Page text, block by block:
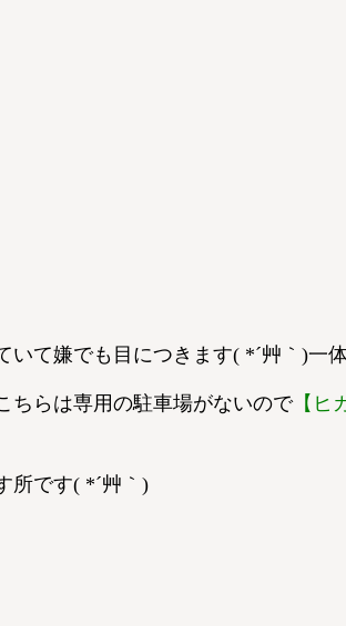
いて嫌でも目につきます( *´艸｀)一
ちらは専用の駐車場がないので【ヒ
所です( *´艸｀)